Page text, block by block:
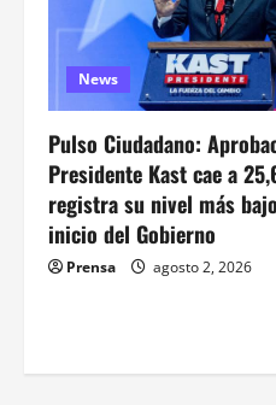
n
d
e
e
t
News
Pulso Ciudadano:
Presidente Kast cae a
registra su nivel más
inicio del Gobierno
Prensa agosto 2, 2026